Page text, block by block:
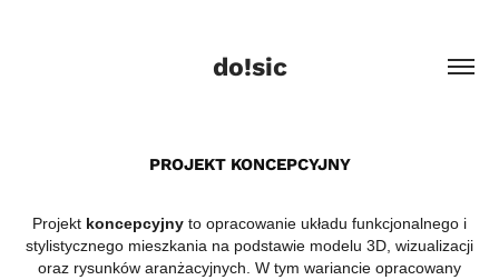
do!sic
PROJEKT KONCEPCYJNY
Projekt koncepcyjny to opracowanie układu funkcjonalnego i
stylistycznego mieszkania na podstawie modelu 3D, wizualizacji
oraz rysunków aranżacyjnych. W tym wariancie opracowany